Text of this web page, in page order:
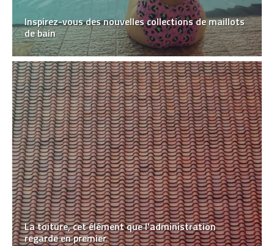
Inspirez-vous des nouvelles collections de maillots
de bain
La toiture, cet élément que l’administration
regarde en premier